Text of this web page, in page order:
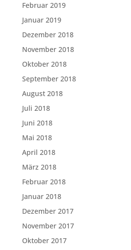
Februar 2019
Januar 2019
Dezember 2018
November 2018
Oktober 2018
September 2018
August 2018
Juli 2018
Juni 2018
Mai 2018
April 2018
März 2018
Februar 2018
Januar 2018
Dezember 2017
November 2017
Oktober 2017